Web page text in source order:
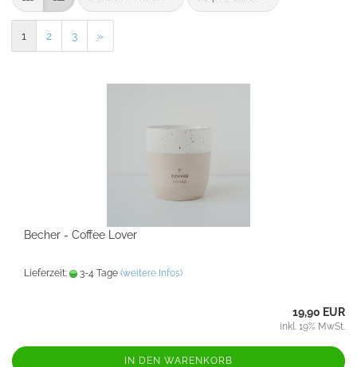
1 2 3 »
Becher - Coffee Lover
Lieferzeit: 3-4 Tage (weitere Infos)
19,90 EUR
inkl. 19% MwSt.
IN DEN WARENKORB